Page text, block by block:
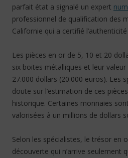
parfait état a signalé un expert
professionnel de qualification des
Californie qui a certifié
Les pièces en or de 5, 10 et 20
six boites métalliques et leur
27.000 dollars (20.000 euros). Les
doute sur l’estimation de ces
historique. Certaines monnaies
valorisées à un millions de dollars
Selon les spécialistes, le trésor en
découverte qui n’arrive seulement